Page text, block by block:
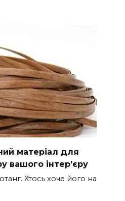
матеріал для
вашого інтер’єру
Хтось хоче його на